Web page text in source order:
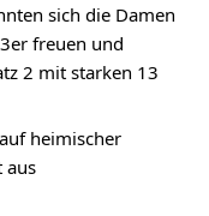
sich die Damen
freuen und
2 mit starken 13
heimischer
aus